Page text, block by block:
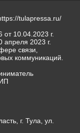
tulapressa.ru/
10.04.2023 г.
апреля 2023 г.
связи,
коммуникаций.
г. Тула, ул.